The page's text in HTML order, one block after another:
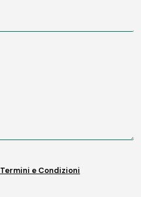
Termini e Condizioni